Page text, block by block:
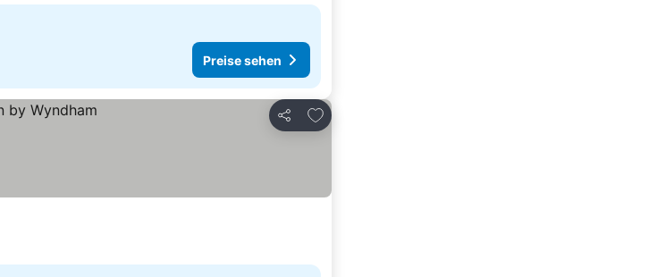
Preise sehen
Teilen
Zu Favoriten hinzufügen